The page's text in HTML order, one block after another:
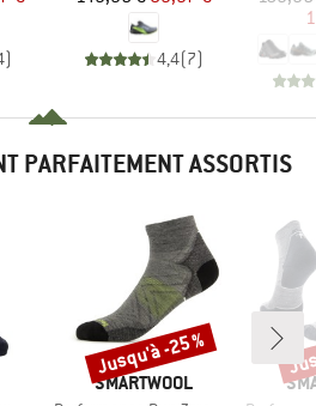
) 4,4(7)
PARFAITEMENT ASSORTIS
MARQUE
SMARTWOOL
Remise
Jusqu'à -25 %